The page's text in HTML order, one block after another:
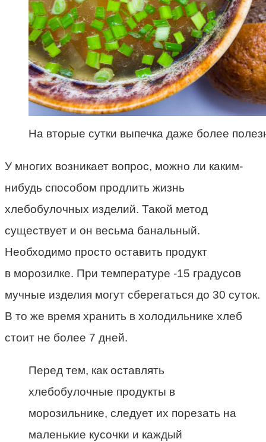
На вторые сутки выпечка даже более
У многих возникает вопрос, можно ли каким-
нибудь способом продлить жизнь
хлебобулочных изделий. Такой метод
существует и он весьма банальный.
Необходимо просто оставить продукт
в морозилке. При температуре -15 градусов
мучные изделия могут сберегаться до 30 суток.
В то же время хранить в холодильнике хлеб
стоит не более 7 дней.
Перед тем, как оставлять
хлебобулочные продукты в
морозильнике, следует их порезать на
маленькие кусочки и каждый